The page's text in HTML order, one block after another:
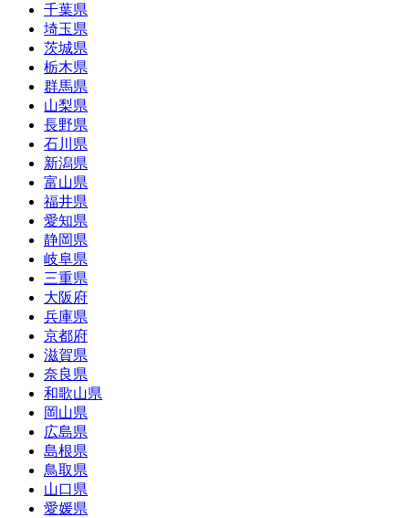
千葉県
埼玉県
茨城県
栃木県
群馬県
山梨県
長野県
石川県
新潟県
富山県
福井県
愛知県
静岡県
岐阜県
三重県
大阪府
兵庫県
京都府
滋賀県
奈良県
和歌山県
岡山県
広島県
島根県
鳥取県
山口県
愛媛県